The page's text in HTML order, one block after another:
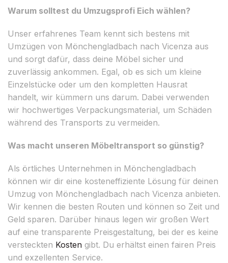
Warum solltest du Umzugsprofi Eich wählen?
Unser erfahrenes Team kennt sich bestens mit
Umzügen von Mönchengladbach nach Vicenza aus
und sorgt dafür, dass deine Möbel sicher und
zuverlässig ankommen. Egal, ob es sich um kleine
Einzelstücke oder um den kompletten Hausrat
handelt, wir kümmern uns darum. Dabei verwenden
wir hochwertiges Verpackungsmaterial, um Schäden
während des Transports zu vermeiden.
Was macht unseren Möbeltransport so günstig?
Als örtliches Unternehmen in Mönchengladbach
können wir dir eine kosteneffiziente Lösung für deinen
Umzug von Mönchengladbach nach Vicenza anbieten.
Wir kennen die besten Routen und können so Zeit und
Geld sparen. Darüber hinaus legen wir großen Wert
auf eine transparente Preisgestaltung, bei der es keine
versteckten Kosten gibt. Du erhältst einen fairen Preis
und exzellenten Service.